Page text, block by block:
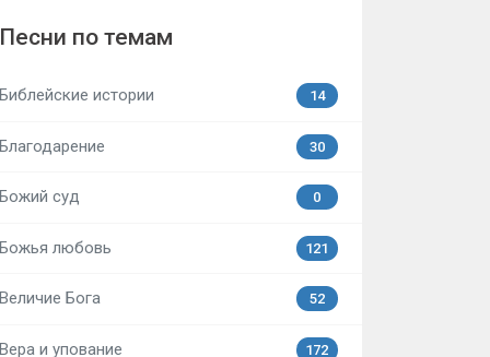
по темам
истории 14
30
суд 0
любовь 121
Бога 52
и упование 172